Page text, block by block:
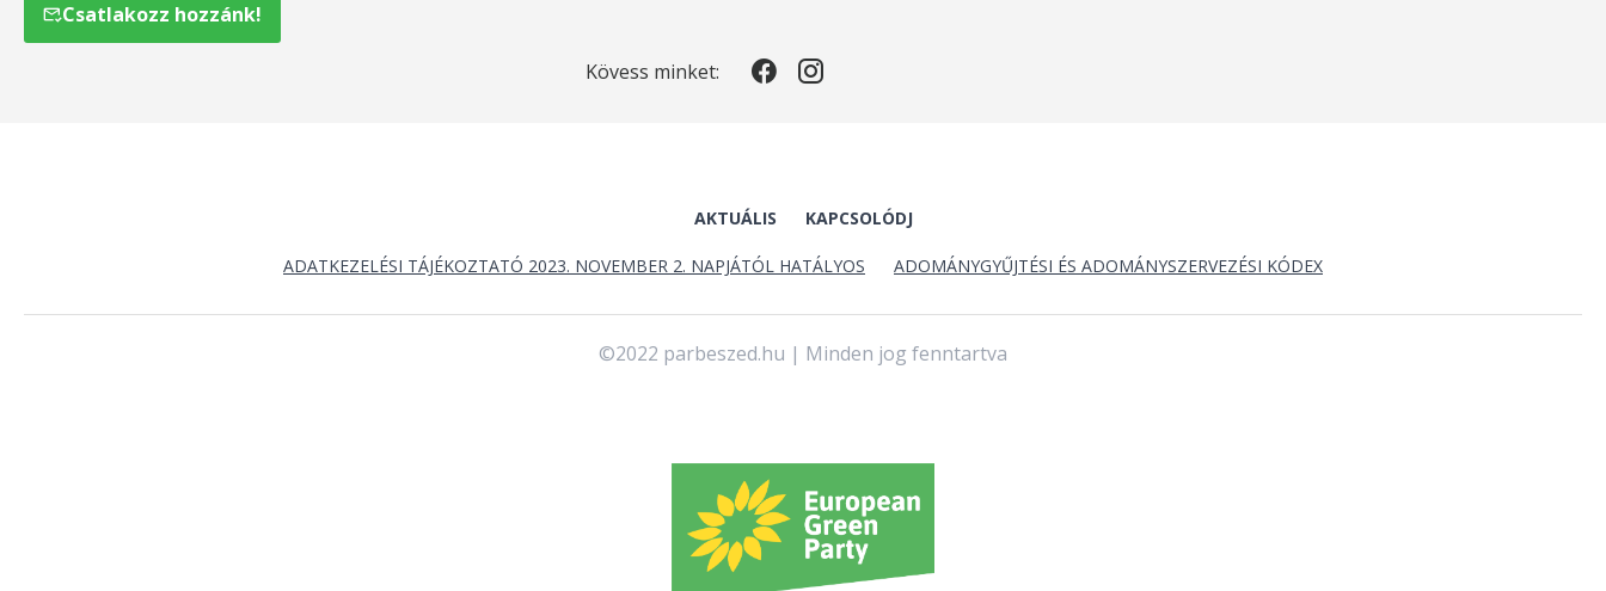
Csatlakozz hozzánk!
Kövess minket:
AKTUÁLIS KAPCSOLÓDJ
ADATKEZELÉSI TÁJÉKOZTATÓ 2023. NOVEMBER 2. NAPJÁTÓL HATÁLYOS ADOMÁNYGYŰJTÉSI ÉS ADOMÁNYSZERVEZÉSI KÓDEX
©2022 parbeszed.hu | Minden jog fenntartva